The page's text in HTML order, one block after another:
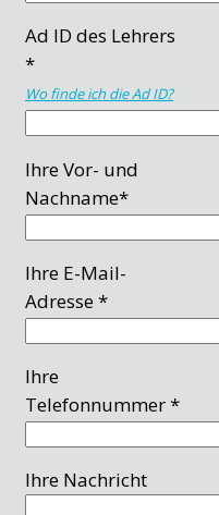
Ad ID des Lehrers
*
Wo finde ich die Ad ID?
Ihre Vor- und
Nachname*
Ihre E-Mail-
Adresse *
Ihre
Telefonnummer *
Ihre Nachricht